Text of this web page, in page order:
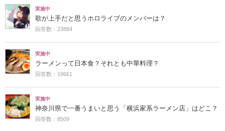
実施中
歌が上手だと思うホロライブのメンバーは？
回答数：23884
実施中
ラーメンって日本食？それとも中華料理？
回答数：19661
実施中
神奈川県で一番うまいと思う「横浜家系ラーメン店」はどこ？
回答数：8509